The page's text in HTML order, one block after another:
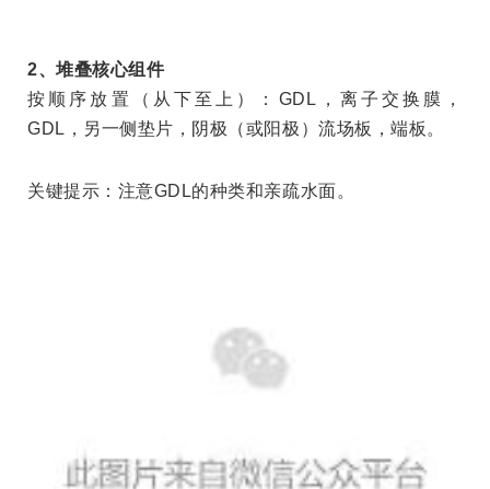
2、堆叠核心组件
按顺序放置（从下至上）： GDL ，离子交换膜，
GDL ，另一侧垫片，阴极（或阳极）流场板，端板。
关键提示：注意GDL的种类和亲疏水面。